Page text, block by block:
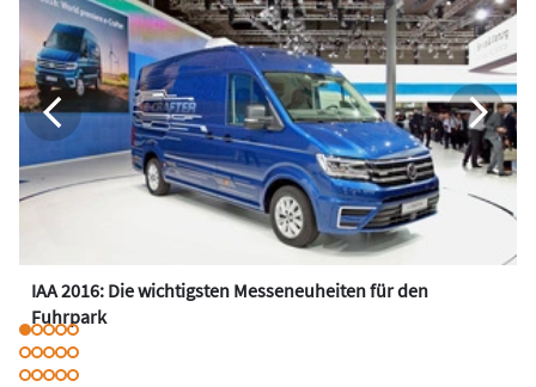
IAA 2016: Die wichtigsten Messeneuheiten für den
Fuhrpark